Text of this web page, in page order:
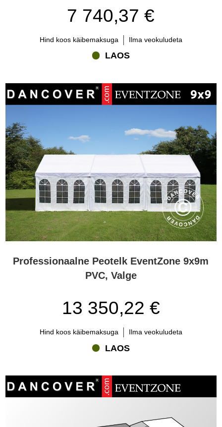
7 740,37 €
Hind koos käibemaksuga Ilma veokuludeta
LAOS
Professionaalne Peotelk EventZone 9x9m
PVC, Valge
13 350,22 €
Hind koos käibemaksuga Ilma veokuludeta
LAOS